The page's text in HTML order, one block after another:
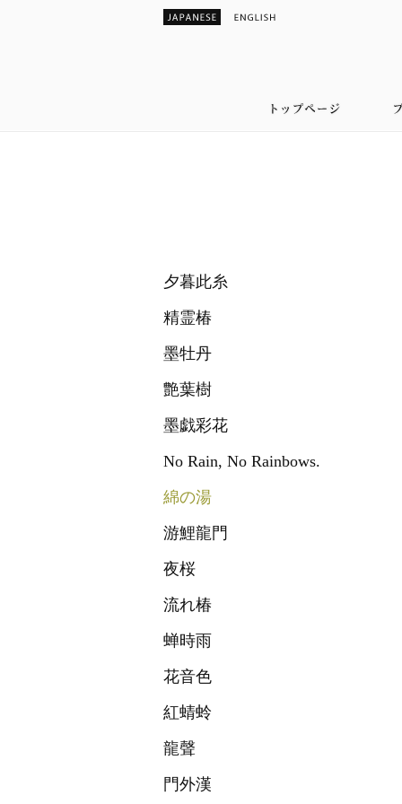
夕暮此糸
精霊椿
墨牡丹
艶葉樹
墨戯彩花
No Rain, No Rainbows.
綿の湯
游鯉龍門
夜桜
流れ椿
蝉時雨
花音色
紅蜻蛉
龍聲
門外漢